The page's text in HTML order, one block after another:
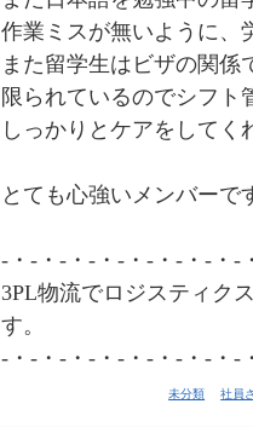
作業ミスが無いように、
また留学生はビザの関係
限られているのでシフト
しっかりとケアをしてく
とても心強いメンバーで
-・-・-・-・-・-・-・-・-
3PL物流でロジスティク
す。
-・-・-・-・-・-・-・-・-
未分類 社員